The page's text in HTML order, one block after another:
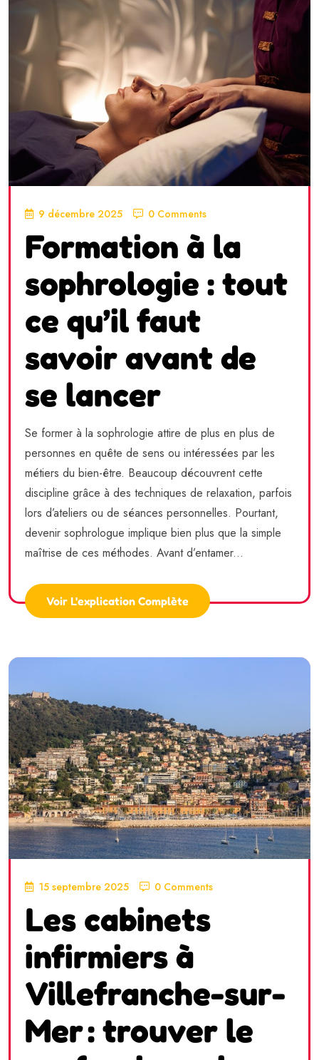
9 décembre 2025 0 Comments
Formation à la
sophrologie : tout
ce qu’il faut
savoir avant de
se lancer
Se former à la sophrologie attire de plus en plus de
personnes en quête de sens ou intéressées par les
métiers du bien-être. Beaucoup découvrent cette
discipline grâce à des techniques de relaxation, parfois
lors d’ateliers ou de séances personnelles. Pourtant,
devenir sophrologue implique bien plus que la simple
maîtrise de ces méthodes. Avant d’entamer...
Voir L'explication Complète
15 septembre 2025 0 Comments
Les cabinets
infirmiers à
Villefranche-sur-
Mer : trouver le